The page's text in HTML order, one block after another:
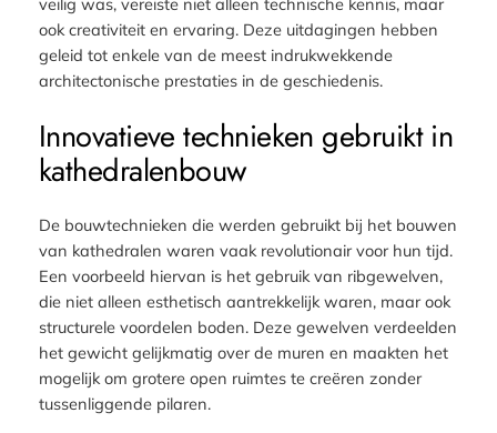
ook creativiteit en ervaring. Deze uitdagingen hebben
geleid tot enkele van de meest indrukwekkende
architectonische prestaties in de geschiedenis.
Innovatieve technieken gebruikt in
kathedralenbouw
De bouwtechnieken die werden gebruikt bij het bouwen
van kathedralen waren vaak revolutionair voor hun tijd.
Een voorbeeld hiervan is het gebruik van ribgewelven,
die niet alleen esthetisch aantrekkelijk waren, maar ook
structurele voordelen boden. Deze gewelven verdeelden
het gewicht gelijkmatig over de muren en maakten het
mogelijk om grotere open ruimtes te creëren zonder
tussenliggende pilaren.